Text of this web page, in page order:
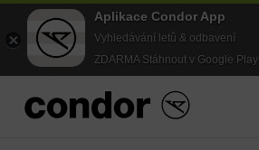
Aplikace Condor App
Vyhledávání letů & odbavení
ZDARMA Stáhnout v Google Play